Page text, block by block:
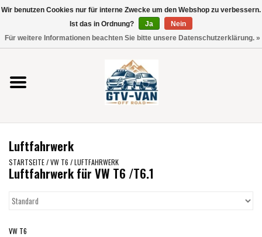
Verwende
die
nach
oben
und
unten,
auszuwählen.
Vito / V-Klasse 447
Viano /Vito 639
VW T7 2025
Luftfahrwerk
STARTSEITE/VW T6 /LUFTFAHRWERK
Luftfahrwerk für VW T6 /T6.1
VW T6
Wir benutzen Cookies nur für interne Zwecke um den Webshop zu verbessern.
Ist das in Ordnung?
Ja
Nein
Für weitere Informationen beachten Sie bitte unsere Datenschutzerklärung. »